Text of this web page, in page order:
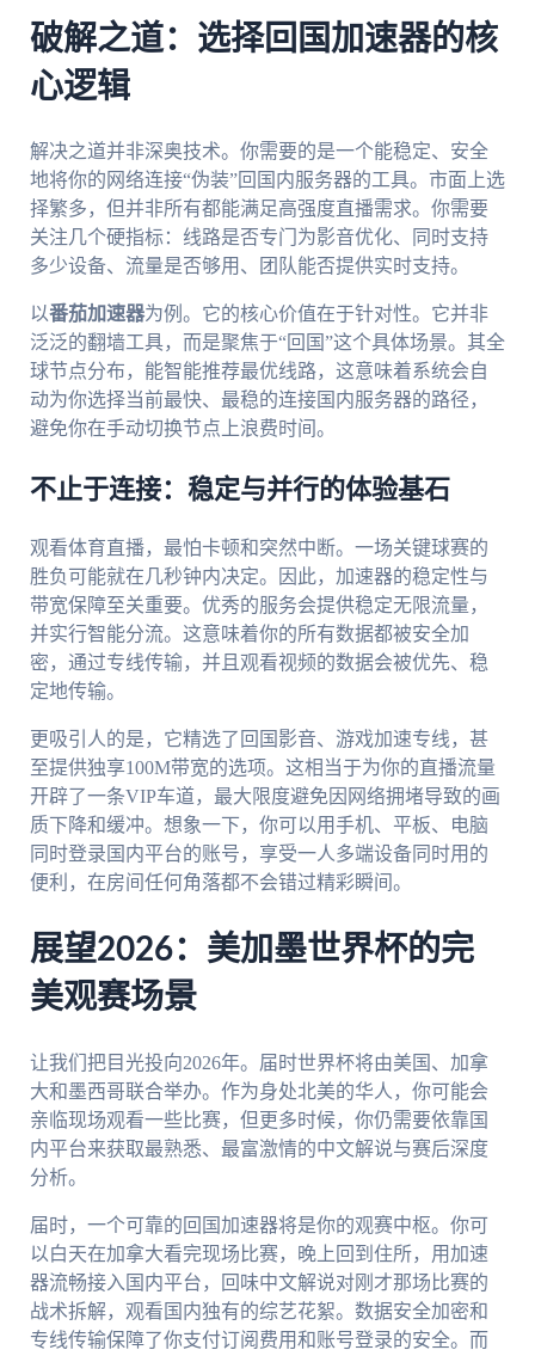
破解之道：选择回国加速器的核
心逻辑
解决之道并非深奥技术。你需要的是一个能稳定、安全
地将你的网络连接“伪装”回国内服务器的工具。市面上选
择繁多，但并非所有都能满足高强度直播需求。你需要
关注几个硬指标：线路是否专门为影音优化、同时支持
多少设备、流量是否够用、团队能否提供实时支持。
以番茄加速器为例。它的核心价值在于针对性。它并非
泛泛的翻墙工具，而是聚焦于“回国”这个具体场景。其全
球节点分布，能智能推荐最优线路，这意味着系统会自
动为你选择当前最快、最稳的连接国内服务器的路径，
避免你在手动切换节点上浪费时间。
不止于连接：稳定与并行的体验基石
观看体育直播，最怕卡顿和突然中断。一场关键球赛的
胜负可能就在几秒钟内决定。因此，加速器的稳定性与
带宽保障至关重要。优秀的服务会提供稳定无限流量，
并实行智能分流。这意味着你的所有数据都被安全加
密，通过专线传输，并且观看视频的数据会被优先、稳
定地传输。
更吸引人的是，它精选了回国影音、游戏加速专线，甚
至提供独享100M带宽的选项。这相当于为你的直播流量
开辟了一条VIP车道，最大限度避免因网络拥堵导致的画
质下降和缓冲。想象一下，你可以用手机、平板、电脑
同时登录国内平台的账号，享受一人多端设备同时用的
便利，在房间任何角落都不会错过精彩瞬间。
展望2026：美加墨世界杯的完
美观赛场景
让我们把目光投向2026年。届时世界杯将由美国、加拿
大和墨西哥联合举办。作为身处北美的华人，你可能会
亲临现场观看一些比赛，但更多时候，你仍需要依靠国
内平台来获取最熟悉、最富激情的中文解说与赛后深度
分析。
届时，一个可靠的回国加速器将是你的观赛中枢。你可
以白天在加拿大看完现场比赛，晚上回到住所，用加速
器流畅接入国内平台，回味中文解说对刚才那场比赛的
战术拆解，观看国内独有的综艺花絮。数据安全加密和
专线传输保障了你支付订阅费用和账号登录的安全。而